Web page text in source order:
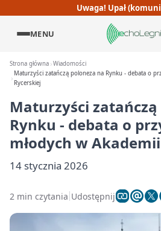
Uwaga! Upał
MENU
Strona główna Wiadomości
Maturzyści zatańczą poloneza na Rynku - debata o
Rycerskiej
Maturzyści
Rynku - debata o
młodych w
14 stycznia 2026
2 min czytania Udostępnij